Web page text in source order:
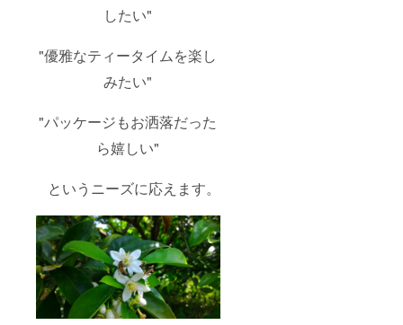
したい"
"優雅なティータイムを楽し
みたい"
"パッケージもお洒落だった
ら嬉しい"
というニーズに応えます。